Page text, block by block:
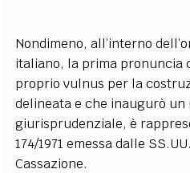
Nondimeno, all’interno
italiano, la prima pronuncia
proprio vulnus per la
delineata e che inaugurò un
giurisprudenziale, è
174/1971 emessa dalle
Cassazione.